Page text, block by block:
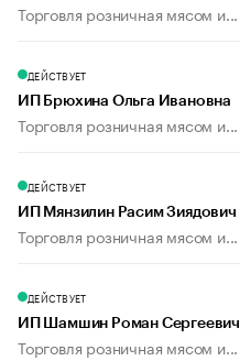
Торговля розничная мясом и...
ДЕЙСТВУЕТ
ИП Брюхина Ольга Ивановна
Торговля розничная мясом и...
ДЕЙСТВУЕТ
ИП Мянзилин Расим Зиядович
Торговля розничная мясом и...
ДЕЙСТВУЕТ
ИП Шамшин Роман Сергеевич
Торговля розничная мясом и...